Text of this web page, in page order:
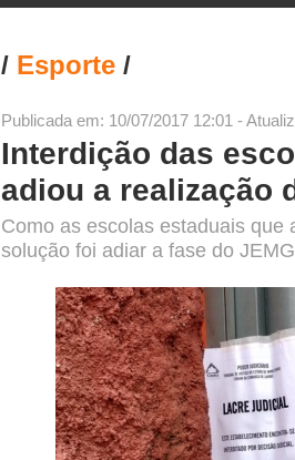
/ Esporte /
Publicada em: 10/07/2017 12:01 -
Interdição das
adiou a realização
Como as escolas estaduais
solução foi adiar a fase do